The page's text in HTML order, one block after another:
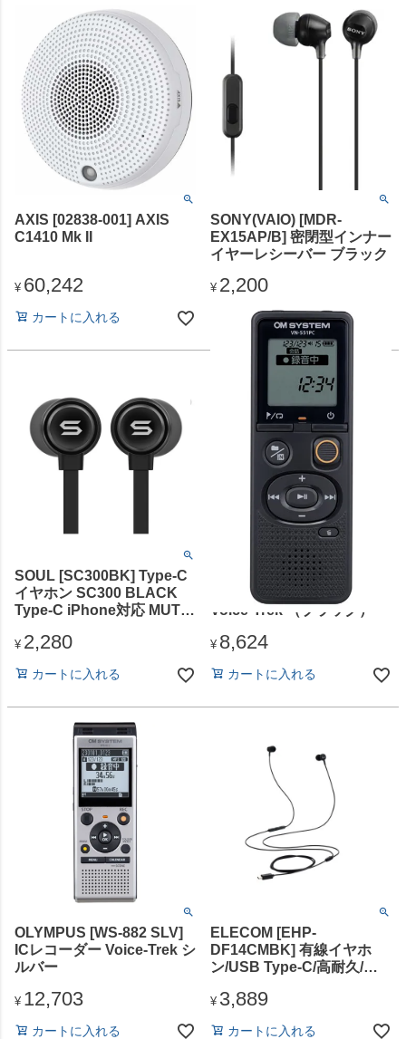
AXIS [02838-001] AXIS
C1410 Mk II
¥ 60,242
カートに入れる
SONY(VAIO) [MDR-
EX15AP/B] 密閉型インナー
イヤーレシーバー ブラック
¥ 2,200
カートに入れる
SOUL [SC300BK] Type-C
イヤホン SC300 BLACK
Type-C iPhone対応 MUTE
¥ 2,280
カートに入れる
OLYMPUS [VN-551PC
BLK OM] ICレコーダー
Voice-Trek （ブラック）
¥ 8,624
カートに入れる
OLYMPUS [WS-882 SLV]
ICレコーダー Voice-Trek シ
ルバー
¥ 12,703
カートに入れる
ELECOM [EHP-
DF14CMBK] 有線イヤホ
ン/USB Type-C/高耐久/カ
ク
¥ 3,889
カートに入れる